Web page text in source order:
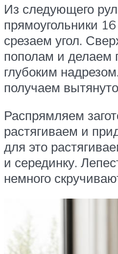
Из следующего
прямоугольники
срезаем угол.
пополам и делаем
глубоким
получаем
Распрямляем
растягиваем и
для это
и серединку.
немного